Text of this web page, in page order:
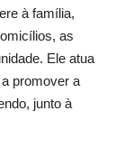
à família,
as
Ele atua
promover a
junto à